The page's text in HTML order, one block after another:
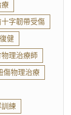
療
十字韌帶受傷
復健
理治療師
傷物理治療
練